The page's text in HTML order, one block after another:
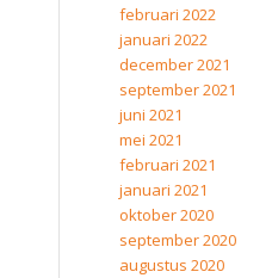
februari 2022
januari 2022
december 2021
september 2021
juni 2021
mei 2021
februari 2021
januari 2021
oktober 2020
september 2020
augustus 2020